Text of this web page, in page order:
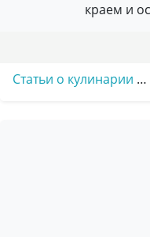
краем и
Статьи о кулинарии …